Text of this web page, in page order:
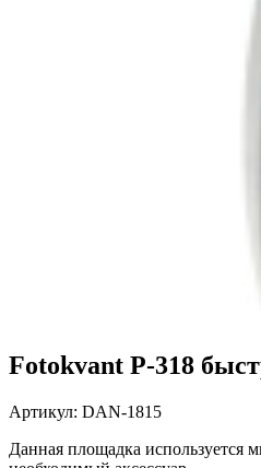
Fotokvant P-318
Артикул: DAN-1815
Данная площадка используется